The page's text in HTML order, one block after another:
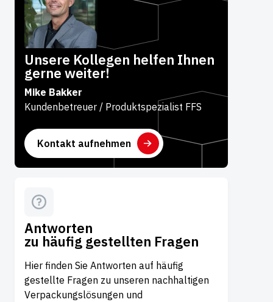
Unsere Kollegen helfen Ihnen
gerne weiter!
Mike Bakker
Kundenbetreuer / Produktspezialist FFS
Kontakt aufnehmen
Antworten
zu häufig gestellten Fragen
Hier finden Sie Antworten auf häufig
gestellte Fragen zu unseren nachhaltigen
Verpackungslösungen und